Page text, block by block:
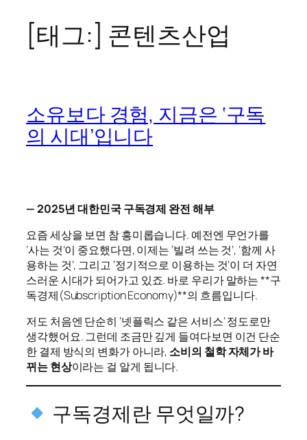
[태그:] 콘텐츠산업
소유보다 경험, 지금은 ‘구독
의 시대’입니다
— 2025년 대한민국 구독경제 완전 해부
요즘 세상을 보면 참 흥미롭습니다. 예전엔 무언가를
‘사는 것’이 중요했다면, 이제는 ‘빌려 쓰는 것’, ‘함께 사
용하는 것’, 그리고 ‘정기적으로 이용하는 것’이 더 자연
스러운 시대가 되어가고 있죠. 바로 우리가 말하는 **구
독경제(Subscription Economy)**의 흐름입니다.
저도 처음엔 단순히 ‘넷플릭스 같은 서비스’ 정도로만
생각했어요. 그런데 조금만 깊게 들여다보면 이건 단순
한 결제 방식의 변화가 아니라, 소비의 철학 자체가 바
뀌는 현상이라는 걸 알게 됩니다.
구독경제란 무엇일까?